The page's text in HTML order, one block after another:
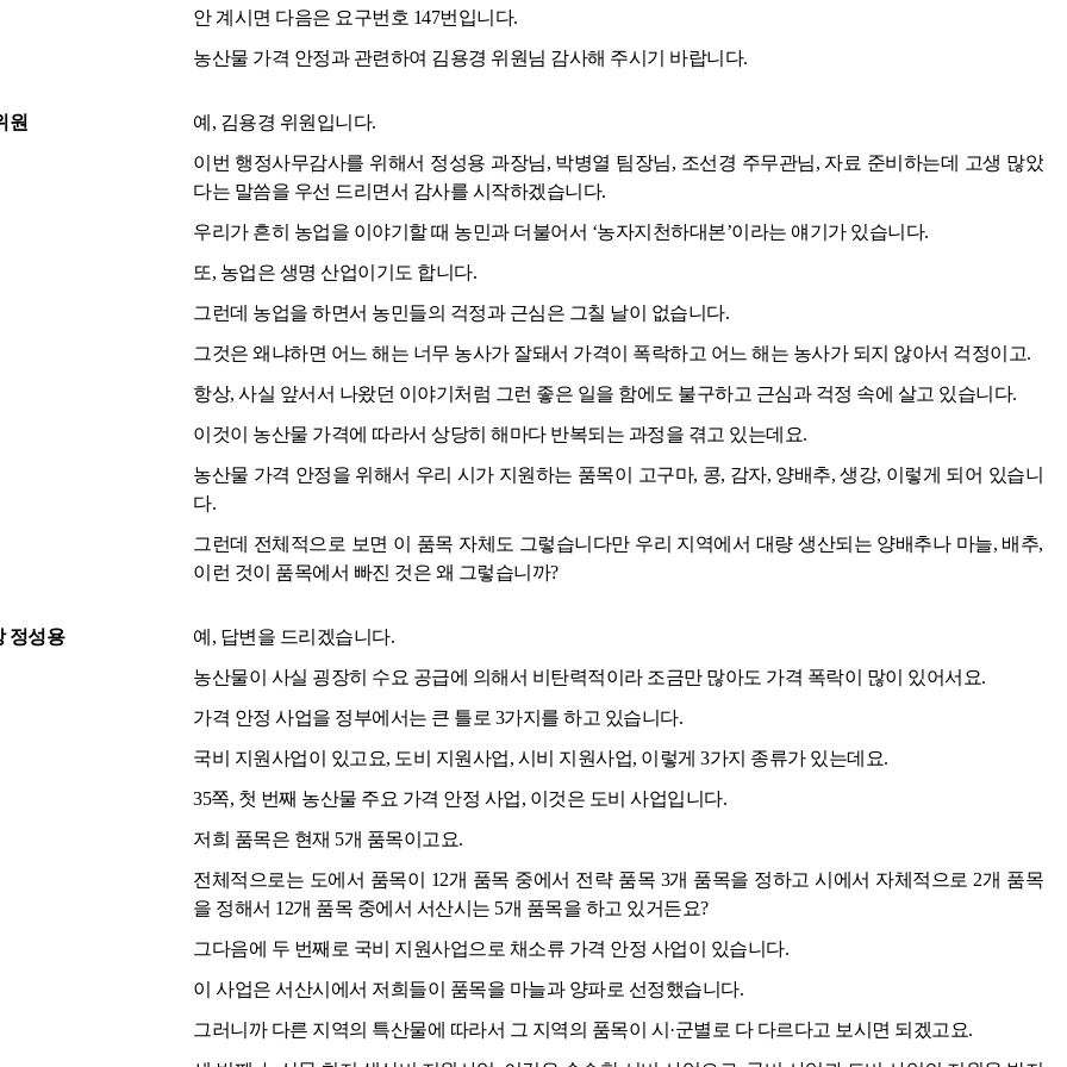
안 계시면 다음은 요구번호 147번입니다.
농산물 가격 안정과 관련하여 김용경 위원님 감사해 주시기 바랍니다.
원
예, 김용경 위원입니다.
이번 행정사무감사를 위해서 정성용 과장님, 박병열 팀장님, 조선경 주무관님, 자료 준비하는데 고생 많았
다는 말씀을 우선 드리면서 감사를 시작하겠습니다.
우리가 흔히 농업을 이야기할 때 농민과 더불어서 ‘농자지천하대본’이라는 얘기가 있습니다.
또, 농업은 생명 산업이기도 합니다.
그런데 농업을 하면서 농민들의 걱정과 근심은 그칠 날이 없습니다.
그것은 왜냐하면 어느 해는 너무 농사가 잘돼서 가격이 폭락하고 어느 해는 농사가 되지 않아서 걱정이고.
항상, 사실 앞서서 나왔던 이야기처럼 그런 좋은 일을 함에도 불구하고 근심과 걱정 속에 살고 있습니다.
이것이 농산물 가격에 따라서 상당히 해마다 반복되는 과정을 겪고 있는데요.
농산물 가격 안정을 위해서 우리 시가 지원하는 품목이 고구마, 콩, 감자, 양배추, 생강, 이렇게 되어 있습니
다.
그런데 전체적으로 보면 이 품목 자체도 그렇습니다만 우리 지역에서 대량 생산되는 양배추나 마늘, 배추,
이런 것이 품목에서 빠진 것은 왜 그렇습니까?
정성용
예, 답변을 드리겠습니다.
농산물이 사실 굉장히 수요 공급에 의해서 비탄력적이라 조금만 많아도 가격 폭락이 많이 있어서요.
가격 안정 사업을 정부에서는 큰 틀로 3가지를 하고 있습니다.
국비 지원사업이 있고요, 도비 지원사업, 시비 지원사업, 이렇게 3가지 종류가 있는데요.
35쪽, 첫 번째 농산물 주요 가격 안정 사업, 이것은 도비 사업입니다.
저희 품목은 현재 5개 품목이고요.
전체적으로는 도에서 품목이 12개 품목 중에서 전략 품목 3개 품목을 정하고 시에서 자체적으로 2개 품목
을 정해서 12개 품목 중에서 서산시는 5개 품목을 하고 있거든요?
그다음에 두 번째로 국비 지원사업으로 채소류 가격 안정 사업이 있습니다.
이 사업은 서산시에서 저희들이 품목을 마늘과 양파로 선정했습니다.
그러니까 다른 지역의 특산물에 따라서 그 지역의 품목이 시·군별로 다 다르다고 보시면 되겠고요.